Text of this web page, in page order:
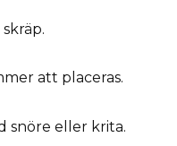
att placeras.
snöre eller krita.